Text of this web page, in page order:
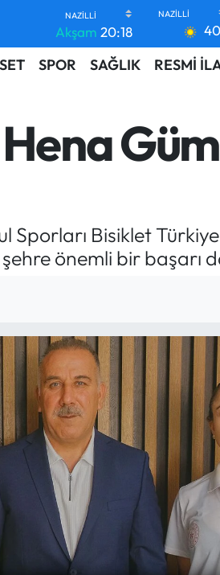
Akşam 20:18 40
SPOR SAĞLIK RESMİ
Bisiklet
önemli bir başarı